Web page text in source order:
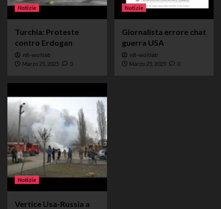
Notizie
Turchia: Proteste
contro Erdogan
n8-woltlab
Marzo 25, 2025 0
Notizie
Giornalista errore chat
guerra USA
n8-woltlab
Marzo 25, 2025 0
Notizie
Vertice Usa-Russia a